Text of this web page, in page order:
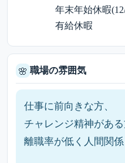
年末年始休暇
有給休暇
🌸 職場の雰囲気
仕事に前向きな方、
チャレンジ精神があ
離職率が低く人間関係